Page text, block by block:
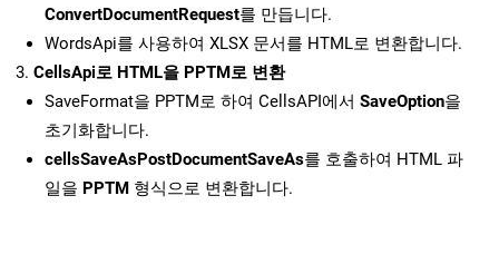
ConvertDocumentRequest를 만듭니다.
WordsApi를 사용하여 XLSX 문서를 HTML로 변환합니다.
CellsApi로 HTML을 PPTM로 변환
SaveFormat을 PPTM로 하여 CellsAPI에서 SaveOption을
초기화합니다.
cellsSaveAsPostDocumentSaveAs를 호출하여 HTML 파
일을 PPTM 형식으로 변환합니다.